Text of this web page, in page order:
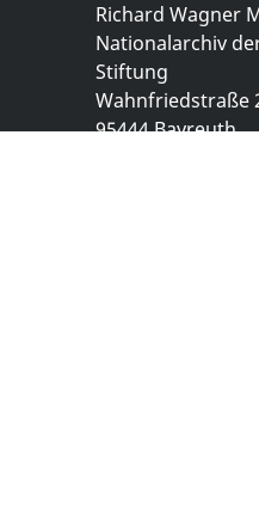
Richard Wagner
Nationalarchiv
Stiftung
Wahnfriedstraße
95444 Bayreuth